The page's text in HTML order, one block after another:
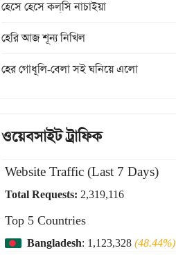
হেসে হেসে কল্‌সি নাচাইয়া
হেরি আজ শূন্য নিখিল
হের গোধূলি-বেলা সই ঘনিয়ে এলো
ওয়েবসাইট ট্রাফিক
Website Traffic (Last 7 Days)
Total Requests: 2,319,116
Top 5 Countries
Bangladesh: 1,123,328(48.44%)